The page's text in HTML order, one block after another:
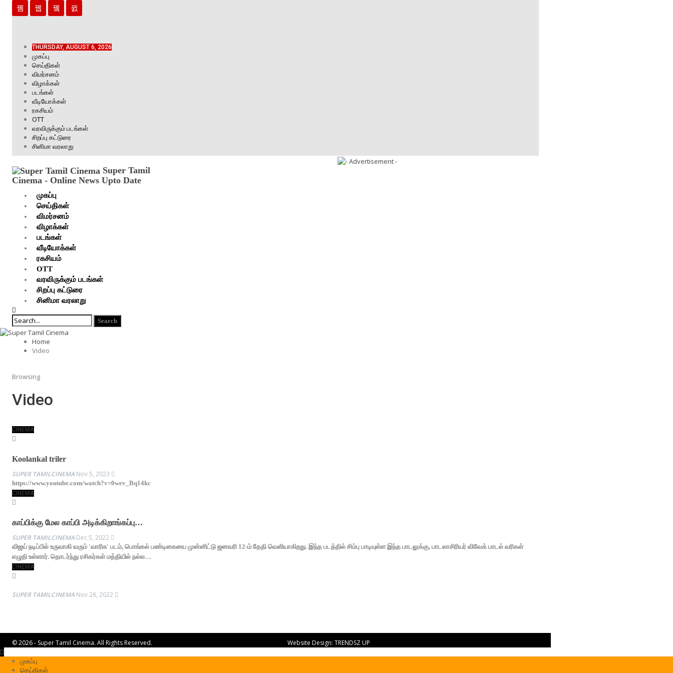
THURSDAY, AUGUST 6, 2026
முகப்பு
செய்திகள்
விமர்சனம்
விழாக்கள்
படங்கள்
வீடியோக்கள்
ரகசியம்
OTT
வரவிருக்கும் படங்கள்
சிறப்பு கட்டுரை
சினிமா வரலாறு
Super Tamil
Cinema - Online News Upto Date
முகப்பு
செய்திகள்
விமர்சனம்
விழாக்கள்
படங்கள்
வீடியோக்கள்
ரகசியம்
OTT
வரவிருக்கும் படங்கள்
சிறப்பு கட்டுரை
சினிமா வரலாறு
Home
Video
Browsing
Video
CINEMA
Koolankal triler
SUPER TAMILCINEMA Nov 5, 2023
https://www.youtube.com/watch?v=0wev_Bq14kc
CINEMA
காப்பிக்கு மேல காப்பி அடிக்கிறாங்கப்பு…
SUPER TAMILCINEMA Dec 5, 2022
விஜய் நடிப்பில் உருவாகி வரும் 'வாரிசு' படம், பொங்கல் பண்டிகையை முன்னிட்டு ஜனவரி 12-ம் தேதி வெளியாகிறது. இந்த படத்தில் சிம்பு பாடியுள்ள இந்த பாடலுக்கு, பாடலாசிரியர் விவேக் பாடல் வரிகள்
எழுதி உள்ளார். தொடர்ந்து ரசிகர்கள் மத்தியில் நல்ல…
CINEMA
SUPER TAMILCINEMA Nov 28, 2022
© 2026 - Super Tamil Cinema. All Rights Reserved. Website Design: TRENDSZ UP
முகப்பு
செய்திகள்